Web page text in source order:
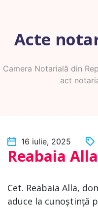
Acte
Camera Notarială din
act
16 iulie, 2025
Reabaia Alla
Cet. Reabaia Alla,
aduce la cunoștință